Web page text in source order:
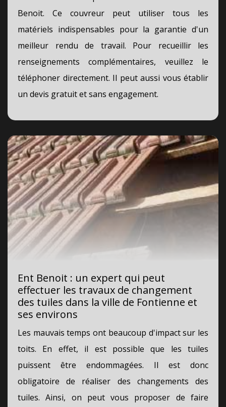
Benoit. Ce couvreur peut utiliser tous les
matériels indispensables pour la garantie d'un
meilleur rendu de travail. Pour recueillir les
renseignements complémentaires, veuillez le
téléphoner directement. Il peut aussi vous établir
un devis gratuit et sans engagement.
Ent Benoit : un expert qui peut
effectuer les travaux de changement
des tuiles dans la ville de Fontienne et
ses environs
Les mauvais temps ont beaucoup d'impact sur les
toits. En effet, il est possible que les tuiles
puissent être endommagées. Il est donc
obligatoire de réaliser des changements des
tuiles. Ainsi, on peut vous proposer de faire